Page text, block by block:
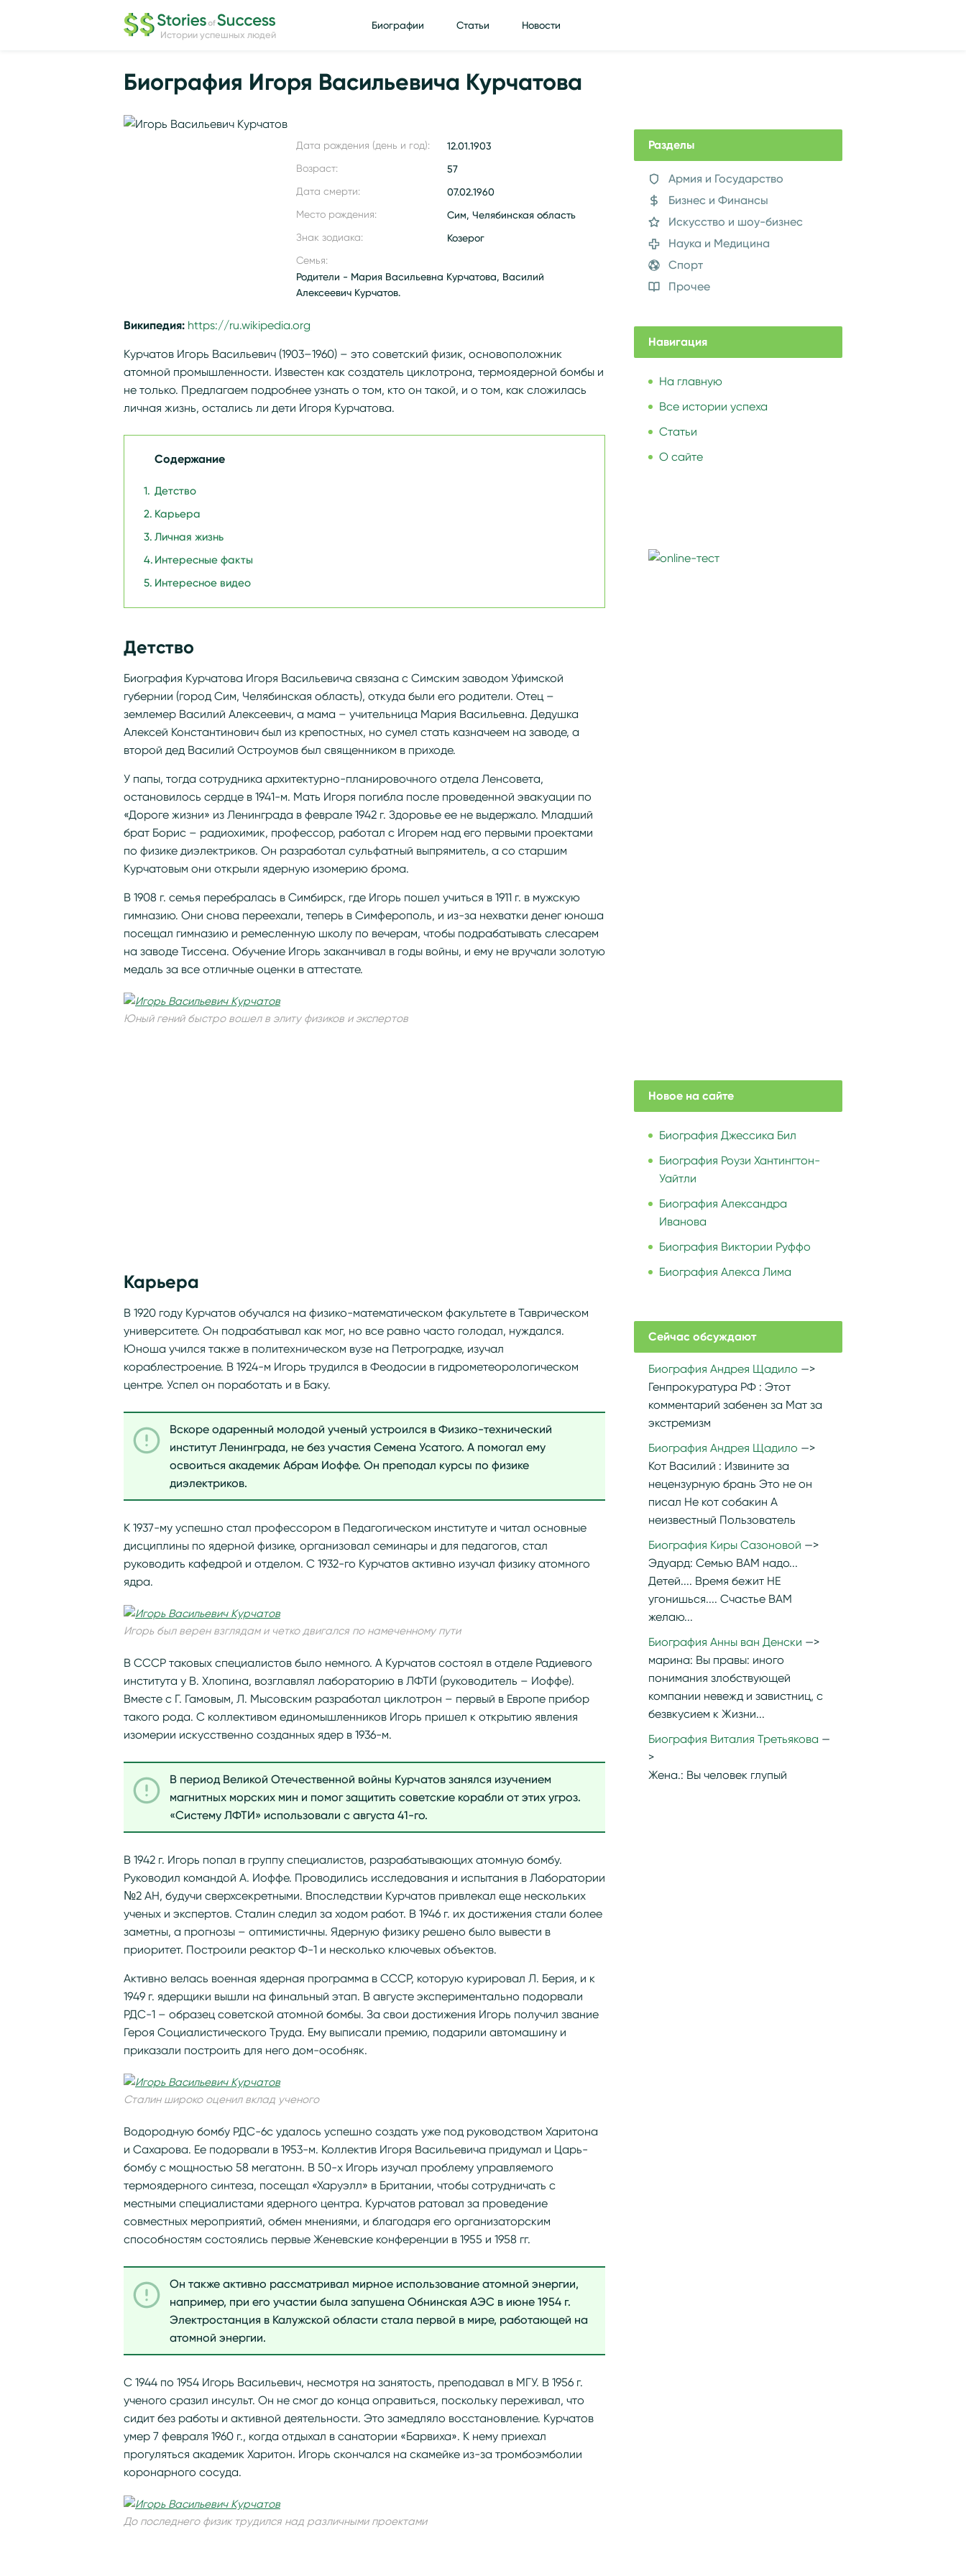
Истории успешных людей
Биографии Статьи Новости
Биография Игоря Васильевича Курчатова
Дата рождения (день и год): 12.01.1903
Возраст: 57
Дата смерти: 07.02.1960
Место рождения: Сим, Челябинская область
Знак зодиака: Козерог
Семья:
Родители - Мария Васильевна Курчатова, Василий
Алексеевич Курчатов.
Википедия: https://ru.wikipedia.org/wiki/Курчатов,_Игорь_Васильевич
Курчатов Игорь Васильевич (1903–1960) – это советский физик, основоположник
атомной промышленности. Известен как создатель циклотрона, термоядерной бомбы и
не только. Предлагаем подробнее узнать о том, кто он такой, и о том, как сложилась
личная жизнь, остались ли дети Игоря Курчатова.
Содержание
Детство
Карьера
Личная жизнь
Интересные факты
Интересное видео
Детство
Биография Курчатова Игоря Васильевича связана с Симским заводом Уфимской
губернии (город Сим, Челябинская область), откуда были его родители. Отец –
землемер Василий Алексеевич, а мама – учительница Мария Васильевна. Дедушка
Алексей Константинович был из крепостных, но сумел стать казначеем на заводе, а
второй дед Василий Остроумов был священником в приходе.
У папы, тогда сотрудника архитектурно-планировочного отдела Ленсовета,
остановилось сердце в 1941-м. Мать Игоря погибла после проведенной эвакуации по
«Дороге жизни» из Ленинграда в феврале 1942 г. Здоровье ее не выдержало. Младший
брат Борис – радиохимик, профессор, работал с Игорем над его первыми проектами
по физике диэлектриков. Он разработал сульфатный выпрямитель, а со старшим
Курчатовым они открыли ядерную изомерию брома.
В 1908 г. семья перебралась в Симбирск, где Игорь пошел учиться в 1911 г. в мужскую
гимназию. Они снова переехали, теперь в Симферополь, и из-за нехватки денег юноша
посещал гимназию и ремесленную школу по вечерам, чтобы подрабатывать слесарем
на заводе Тиссена. Обучение Игорь заканчивал в годы войны, и ему не вручали золотую
медаль за все отличные оценки в аттестате.
Юный гений быстро вошел в элиту физиков и экспертов
Карьера
В 1920 году Курчатов обучался на физико-математическом факультете в Таврическом
университете. Он подрабатывал как мог, но все равно часто голодал, нуждался.
Юноша учился также в политехническом вузе на Петроградке, изучал
кораблестроение. В 1924-м Игорь трудился в Феодосии в гидрометеорологическом
центре. Успел он поработать и в Баку.
Вскоре одаренный молодой ученый устроился в Физико-технический
институт Ленинграда, не без участия Семена Усатого. А помогал ему
освоиться академик Абрам Иоффе. Он преподал курсы по физике
диэлектриков.
К 1937-му успешно стал профессором в Педагогическом институте и читал основные
дисциплины по ядерной физике, организовал семинары и для педагогов, стал
руководить кафедрой и отделом. С 1932-го Курчатов активно изучал физику атомного
ядра.
Игорь был верен взглядам и четко двигался по намеченному пути
В СССР таковых специалистов было немного. А Курчатов состоял в отделе Радиевого
института у В. Хлопина, возглавлял лабораторию в ЛФТИ (руководитель – Иоффе).
Вместе с Г. Гамовым, Л. Мысовским разработал циклотрон – первый в Европе прибор
такого рода. С коллективом единомышленников Игорь пришел к открытию явления
изомерии искусственно созданных ядер в 1936-м.
В период Великой Отечественной войны Курчатов занялся изучением
магнитных морских мин и помог защитить советские корабли от этих угроз.
«Систему ЛФТИ» использовали с августа 41-го.
В 1942 г. Игорь попал в группу специалистов, разрабатывающих атомную бомбу.
Руководил командой А. Иоффе. Проводились исследования и испытания в Лаборатории
№2 АН, будучи сверхсекретными. Впоследствии Курчатов привлекал еще нескольких
ученых и экспертов. Сталин следил за ходом работ. В 1946 г. их достижения стали более
заметны, а прогнозы – оптимистичны. Ядерную физику решено было вывести в
приоритет. Построили реактор Ф-1 и несколько ключевых объектов.
Активно велась военная ядерная программа в СССР, которую курировал Л. Берия, и к
1949 г. ядерщики вышли на финальный этап. В августе экспериментально подорвали
РДС-1 – образец советской атомной бомбы. За свои достижения Игорь получил звание
Героя Социалистического Труда. Ему выписали премию, подарили автомашину и
приказали построить для него дом-особняк.
Сталин широко оценил вклад ученого
Водородную бомбу РДС-6с удалось успешно создать уже под руководством Харитона
и Сахарова. Ее подорвали в 1953-м. Коллектив Игоря Васильевича придумал и Царь-
бомбу с мощностью 58 мегатонн. В 50-х Игорь изучал проблему управляемого
термоядерного синтеза, посещал «Харуэлл» в Британии, чтобы сотрудничать с
местными специалистами ядерного центра. Курчатов ратовал за проведение
совместных мероприятий, обмен мнениями, и благодаря его организаторским
способностям состоялись первые Женевские конференции в 1955 и 1958 гг.
Он также активно рассматривал мирное использование атомной энергии,
например, при его участии была запушена Обнинская АЭС в июне 1954 г.
Электростанция в Калужской области стала первой в мире, работающей на
атомной энергии.
С 1944 по 1954 Игорь Васильевич, несмотря на занятость, преподавал в МГУ. В 1956 г.
ученого сразил инсульт. Он не смог до конца оправиться, поскольку переживал, что
сидит без работы и активной деятельности. Это замедляло восстановление. Курчатов
умер 7 февраля 1960 г., когда отдыхал в санатории «Барвиха». К нему приехал
прогуляться академик Харитон. Игорь скончался на скамейке из-за тромбоэмболии
коронарного сосуда.
До последнего физик трудился над различными проектами
Разделы
Армия и Государство
Бизнес и Финансы
Искусство и шоу-бизнес
Наука и Медицина
Спорт
Прочее
Навигация
На главную
Все истории успеха
Статьи
О сайте
Новое на сайте
Биография Джессика Бил
Биография Роузи Хантингтон-
Уайтли
Биография Александра
Иванова
Биография Виктории Руффо
Биография Алекса Лима
Сейчас обсуждают
Биография Андрея Щадило
Генпрокуратура РФ : Этот
комментарий забенен за Мат за
экстремизм
Биография Андрея Щадило
Кот Василий : Извините за
нецензурную брань Это не он
писал Не кот собакин А
неизвестный Пользователь
Биография Киры Сазоновой
Эдуард: Семью ВАМ надо...
Детей.... Время бежит НЕ
угонишься.... Счастье ВАМ
желаю...
Биография Анны ван Денски
марина: Вы правы: иного
понимания злобствующей
компании невежд и завистниц, с
безвкусием к Жизни...
Биография Виталия Третьякова
Жена.: Вы человек глупый